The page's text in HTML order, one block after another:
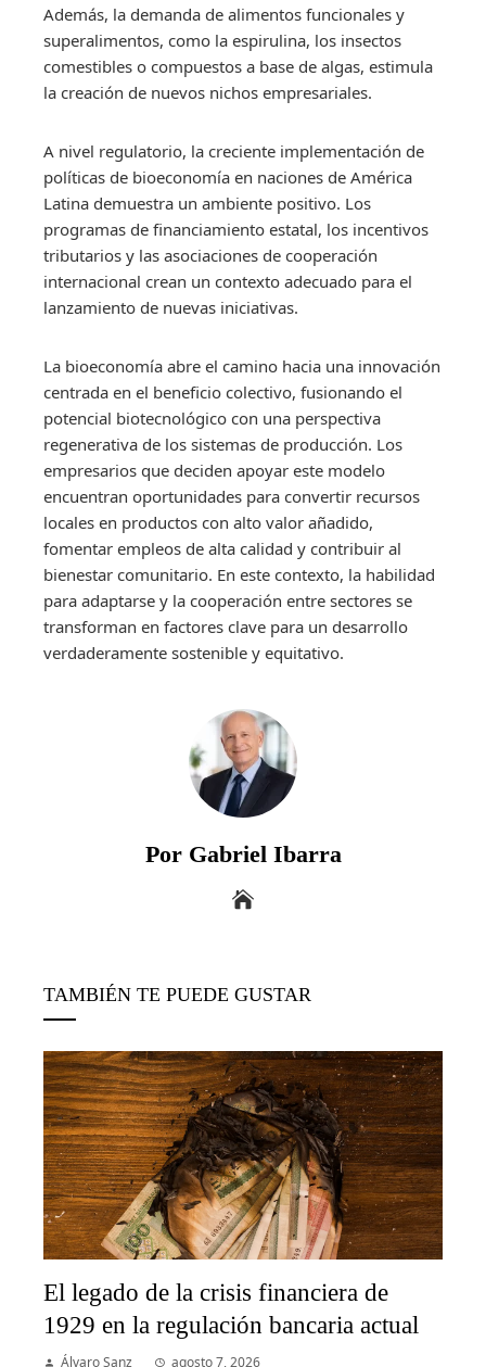
Además, la demanda de alimentos funcionales y
superalimentos, como la espirulina, los insectos
comestibles o compuestos a base de algas, estimula
la creación de nuevos nichos empresariales.
A nivel regulatorio, la creciente implementación de
políticas de bioeconomía en naciones de América
Latina demuestra un ambiente positivo. Los
programas de financiamiento estatal, los incentivos
tributarios y las asociaciones de cooperación
internacional crean un contexto adecuado para el
lanzamiento de nuevas iniciativas.
La bioeconomía abre el camino hacia una innovación
centrada en el beneficio colectivo, fusionando el
potencial biotecnológico con una perspectiva
regenerativa de los sistemas de producción. Los
empresarios que deciden apoyar este modelo
encuentran oportunidades para convertir recursos
locales en productos con alto valor añadido,
fomentar empleos de alta calidad y contribuir al
bienestar comunitario. En este contexto, la habilidad
para adaptarse y la cooperación entre sectores se
transforman en factores clave para un desarrollo
verdaderamente sostenible y equitativo.
Por Gabriel Ibarra
TAMBIÉN TE PUEDE GUSTAR
El legado de la crisis financiera de
1929 en la regulación bancaria actual
Álvaro Sanz agosto 7, 2026